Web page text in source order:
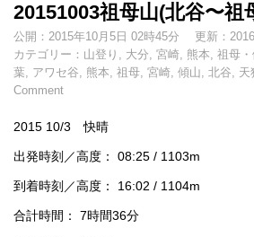
20151003祖母山(北谷〜
公開：2015年10月5日 02時45分
更新：
カテゴリー： 山登り , 大分, 宮崎, 熊本, 祖母・
葉, アワセ谷, 熊本, 祖母, 宮崎, 傾山, 北谷, 天
Comment
2015 10/3 快晴
出発時刻／高度： 08:25 / 1103m
到着時刻／高度： 16:02 / 1104m
合計時間： 7時間36分